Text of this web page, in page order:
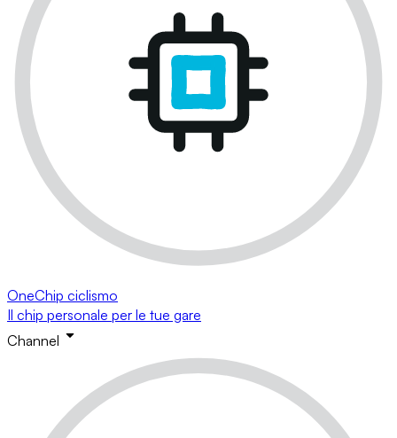
OneChip ciclismo
Il chip personale per le tue gare
Channel